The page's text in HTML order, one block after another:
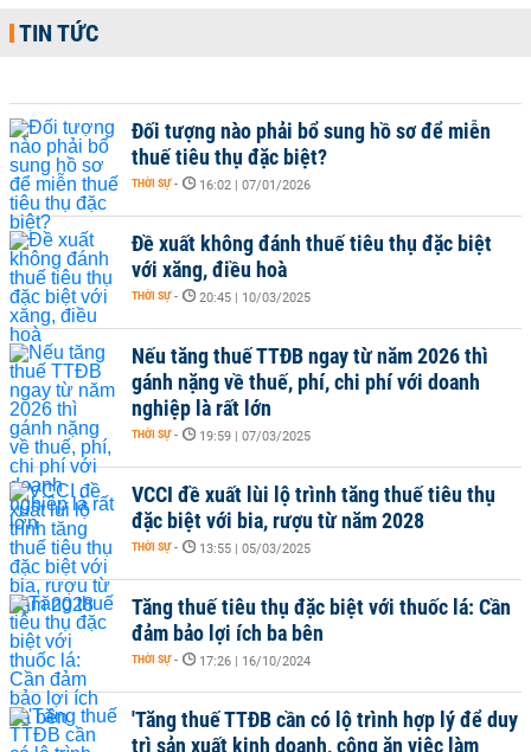
TIN TỨC
Đối tượng nào phải bổ sung hồ sơ để miễn
thuế tiêu thụ đặc biệt?
THỜI SỰ - 16:02 | 07/01/2026
Đề xuất không đánh thuế tiêu thụ đặc biệt
với xăng, điều hoà
THỜI SỰ - 20:45 | 10/03/2025
Nếu tăng thuế TTĐB ngay từ năm 2026 thì
gánh nặng về thuế, phí, chi phí với doanh
nghiệp là rất lớn
THỜI SỰ - 19:59 | 07/03/2025
VCCI đề xuất lùi lộ trình tăng thuế tiêu thụ
đặc biệt với bia, rượu từ năm 2028
THỜI SỰ - 13:55 | 05/03/2025
Tăng thuế tiêu thụ đặc biệt với thuốc lá: Cần
đảm bảo lợi ích ba bên
THỜI SỰ - 17:26 | 16/10/2024
'Tăng thuế TTĐB cần có lộ trình hợp lý để duy
trì sản xuất kinh doanh, công ăn việc làm